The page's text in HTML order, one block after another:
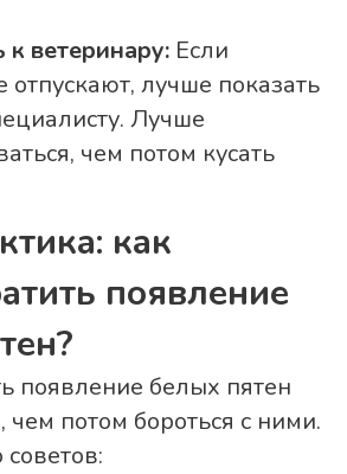
ветеринару: Если
отпускают, лучше показать
Лучше
чем потом кусать
как
появление
появление белых пятен
чем потом бороться с ними.